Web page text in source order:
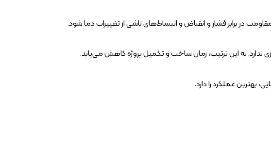
در برابر فشار و انقباض و انبساط‌های ناشی از تغییرات دما شود.
به این ترتیب، زمان ساخت و تکمیل پروژه کاهش می‌یابد.
بهترین عملکرد را دارد.